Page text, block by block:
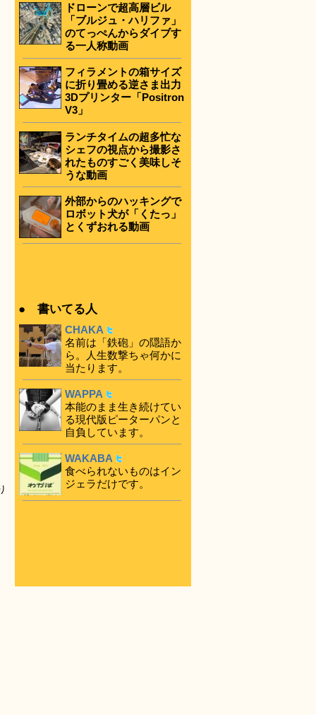
ドローンで超高層ビル
「ブルジュ・ハリファ」
のてっぺんからダイブす
る一人称動画
フィラメントの箱サイズ
に折り畳める逆さま出力
3Dプリンター「Positron
V3」
ランチタイムの超多忙な
シェフの視点から撮影さ
れたものすごく美味しそ
うな動画
外部からのハッキングで
ロボット犬が「くたっ」
とくずおれる動画
● 書いてる人
CHAKA
名前は「鉄砲」の隠語か
ら。人生数撃ちゃ何かに
当たります。
WAPPA
本能のまま生き続けてい
る現代版ピーターパンと
自負しています。
WAKABA
食べられないものはイン
ジェラだけです。